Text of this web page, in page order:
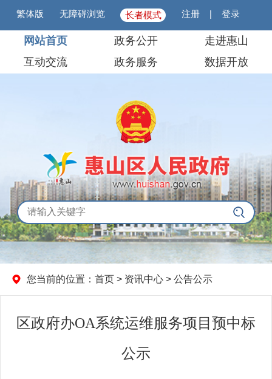
繁体版 无障碍浏览 长者模式 注册 |登录
网站首页 政务公开
走进惠山
互动交流
政务服务 数据开放
您当前的位置： 首页 > 资讯中心 > 公告公示
区政府办OA系统运维服务项目预中标
公示